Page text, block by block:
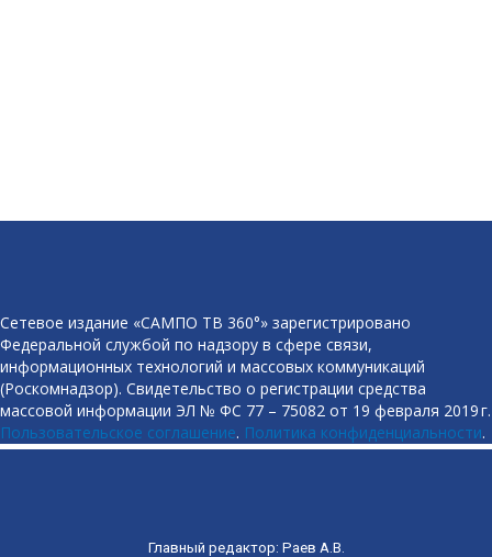
Сетевое издание «САМПО ТВ 360°» зарегистрировано
Федеральной службой по надзору в сфере связи,
информационных технологий и массовых коммуникаций
(Роскомнадзор). Свидетельство о регистрации средства
массовой информации ЭЛ № ФС 77 – 75082 от 19 февраля 2019 г.
Пользовательское соглашение. Политика конфиденциальности.
Главный редактор: Раев А.В.